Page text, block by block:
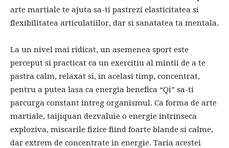
arte martiale te ajuta sa-ti pastrezi elasticitatea si
flexibilitatea articulatiilor, dar si sanatatea ta mentala.
La un nivel mai ridicat, un asemenea sport este
perceput si practicat ca un exercitiu al mintii de a te
pastra calm, relaxat si, in acelasi timp, concentrat,
pentru a putea lasa ca energia benefica “Qi” sa-ti
parcurga constant intreg organismul. Ca forma de arte
martiale, taijiquan dezvaluie o energie intrinseca
exploziva, miscarile fizice fiind foarte blande si calme,
dar extrem de concentrate in energie. Taria acestei